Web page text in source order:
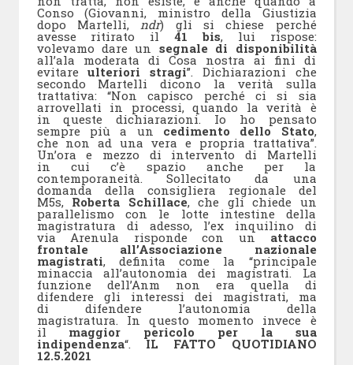
Conso (Giovanni, ministro della Giustizia
dopo Martelli,ndr) gli si chiese perché
avesse ritirato il 41 bis, lui rispose:
volevamo dare un segnale di disponibilità
all’ala moderata di Cosa nostra ai fini di
evitareulteriori stragi”. Dichiarazioni che
secondo Martelli dicono la verità sulla
trattativa: “Non capisco perché ci si sia
arrovellati in processi, quando la verità è
in queste dichiarazioni. Io ho pensato
sempre più a un cedimento dello Stato,
che non ad una vera e propria trattativa”.
Un’ora e mezzo di intervento di Martelli
in cui c’è spazio anche per la
contemporaneità. Sollecitato da una
domanda della consigliera regionale del
M5s, Roberta Schillace, che gli chiede un
parallelismo con le lotte intestine della
magistratura di adesso, l’ex inquilino di
via Arenula risponde con un attacco
frontale all’Associazione nazionale
magistrati, definita come la “principale
minaccia all’autonomia dei magistrati. La
funzione dell’Anm non era quella di
difendere gli interessi dei magistrati, ma
di difendere l’autonomia della
magistratura. In questo momento invece è
il maggior pericolo per la sua
indipendenza“.IL FATTO QUOTIDIANO
12.5.2021